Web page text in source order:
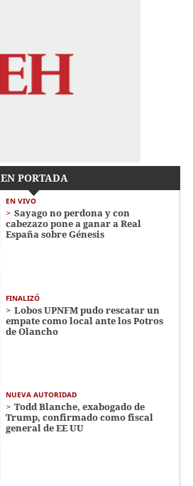
EN PORTADA
EN VIVO
Sayago no perdona y con
cabezazo pone a ganar a Real
España sobre Génesis
FINALIZÓ
Lobos UPNFM pudo rescatar un
empate como local ante los Potros
de Olancho
NUEVA AUTORIDAD
Todd Blanche, exabogado de
Trump, confirmado como fiscal
general de EE UU